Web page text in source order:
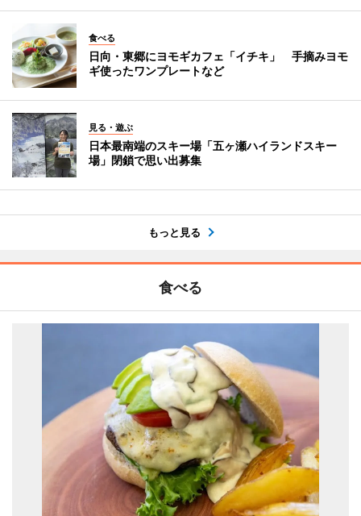
食べる
日向・東郷にヨモギカフェ「イチキ」 手摘みヨモ
ギ使ったワンプレートなど
見る・遊ぶ
日本最南端のスキー場「五ヶ瀬ハイランドスキー
場」閉鎖で思い出募集
もっと見る
食べる